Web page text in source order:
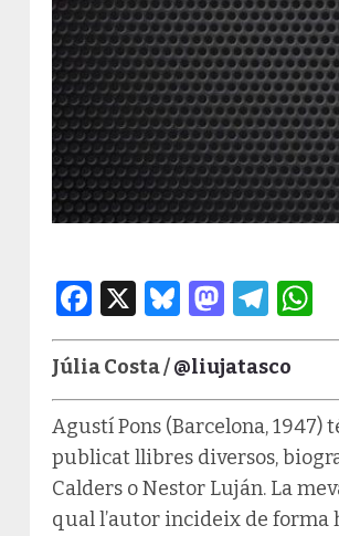
Facebook
X Bluesky
Júlia Costa /@liujatasco
Agustí Pons (Barcelona,
publicat llibres diversos,
Calders o Nestor Luján. La
qual l’autor incideix de forma